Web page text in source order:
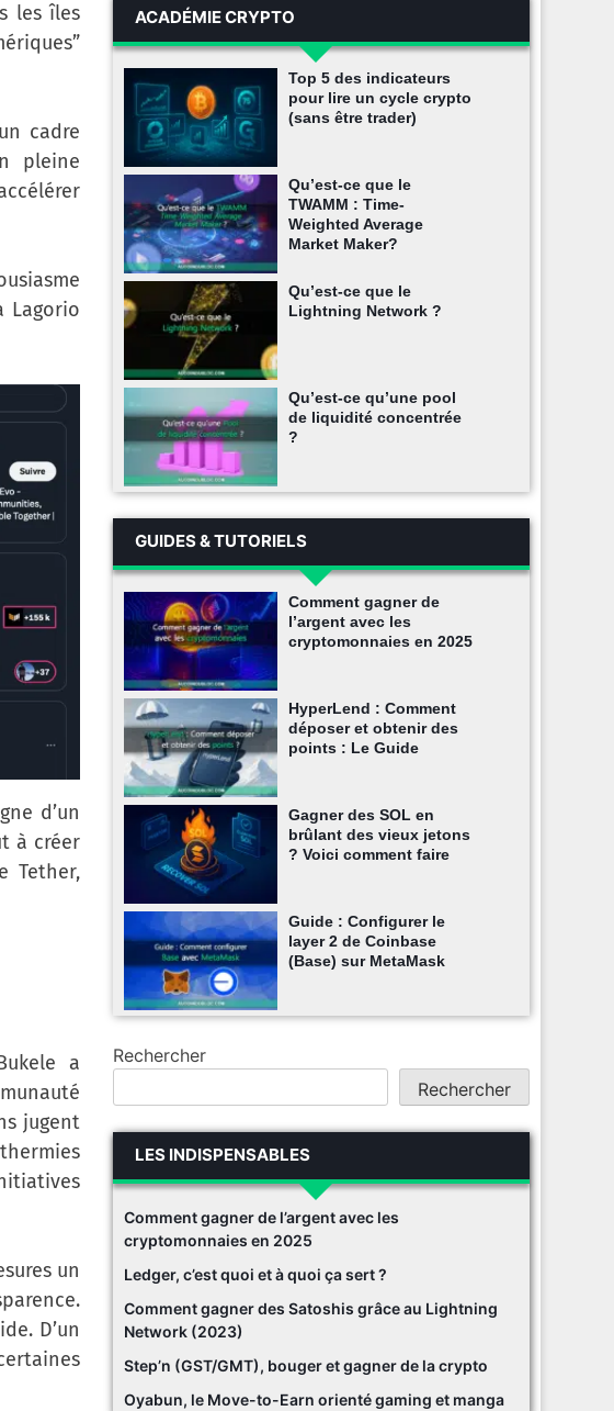
les îles
cadre
pleine
Lagorio
d’un
à créer
Tether,
a
jugent
un
D’un
ACADÉMIE CRYPTO
Top 5 des indicateurs
pour lire un cycle crypto
(sans être trader)
Qu’est-ce que le
TWAMM : Time-
Weighted Average
Market Maker?
Qu’est-ce que le
Lightning Network ?
Qu’est-ce qu’une pool
de liquidité concentrée
?
GUIDES & TUTORIELS
Comment gagner de
l’argent avec les
cryptomonnaies en 2025
HyperLend : Comment
déposer et obtenir des
points : Le Guide
Gagner des SOL en
brûlant des vieux jetons
? Voici comment faire
Guide : Configurer le
layer 2 de Coinbase
(Base) sur MetaMask
Rechercher
Rechercher
LES INDISPENSABLES
Comment gagner de l’argent avec les
cryptomonnaies en 2025
Ledger, c’est quoi et à quoi ça sert ?
Comment gagner des Satoshis grâce au Lightning
Network (2023)
Step’n (GST/GMT), bouger et gagner de la crypto
Oyabun, le Move-to-Earn orienté gaming et manga